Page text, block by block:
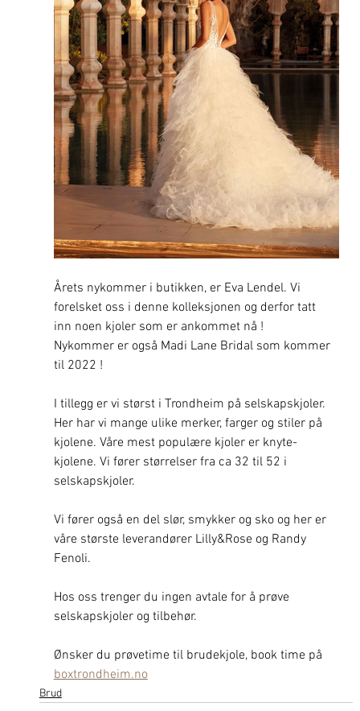
Årets nykommer i butikken, er Eva Lendel. Vi
forelsket oss i denne kolleksjonen og derfor tatt
inn noen kjoler som er ankommet nå !
Nykommer er også Madi Lane Bridal som kommer
til 2022 !
I tillegg er vi størst i Trondheim på selskapskjoler.
Her har vi mange ulike merker, farger og stiler på
kjolene. Våre mest populære kjoler er knyte-
kjolene. Vi fører størrelser fra ca 32 til 52 i
selskapskjoler.
Vi fører også en del slør, smykker og sko og her er
våre største leverandører Lilly&Rose og Randy
Fenoli.
Hos oss trenger du ingen avtale for å prøve
selskapskjoler og tilbehør.
Ønsker du prøvetime til brudekjole, book time på
boxtrondheim.no
Brud